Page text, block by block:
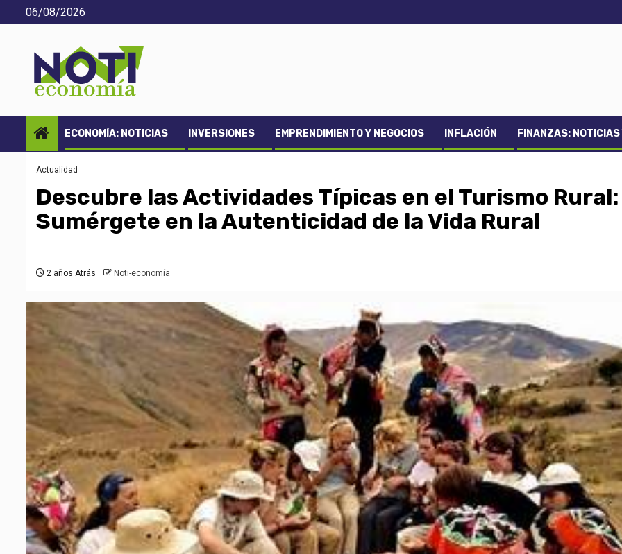
Saltar
al
06/08/2026
ECONOMÍA: NOTICIAS INVERSIONES EMPRENDIMIENTO Y NEGOCIOS INFLACIÓN FINANZAS:
Actualidad
Descubre las Actividades Típicas en el Turismo Rural:
Sumérgete en la Autenticidad de la Vida Rural
2 años Atrás Noti-economía